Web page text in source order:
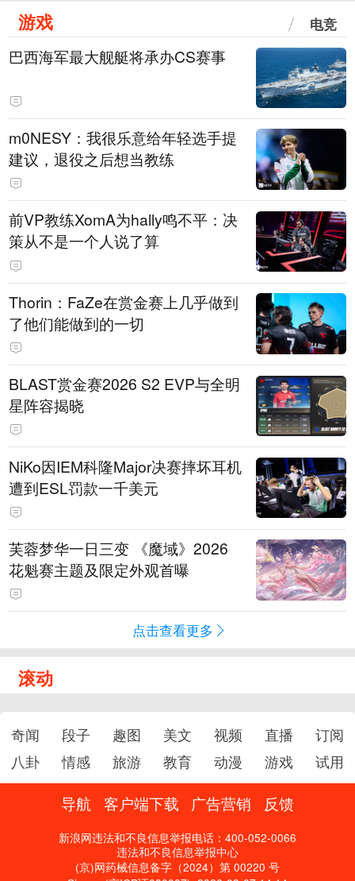
游戏 电竞
巴西海军最大舰艇将承办CS赛事
m0NESY：我很乐意给年轻选手提
建议，退役之后想当教练
前VP教练XomA为hally鸣不平：决
策从不是一个人说了算
Thorin：FaZe在赏金赛上几乎做到
了他们能做到的一切
BLAST赏金赛2026 S2 EVP与全明
星阵容揭晓
NiKo因IEM科隆Major决赛摔坏耳机
遭到ESL罚款一千美元
芙蓉梦华一日三变 《魔域》2026
花魁赛主题及限定外观首曝
点击查看更多
滚动
奇闻 段子 趣图 美文 视频 直播
订阅
八卦
情感 旅游 教育 动漫 游戏 试用
导航 客户端下载 广告营销 反馈
新浪网违法和不良信息举报电话：400-052-0066
违法和不良信息举报中心
(京)网药械信息备字（2024）第 00220 号